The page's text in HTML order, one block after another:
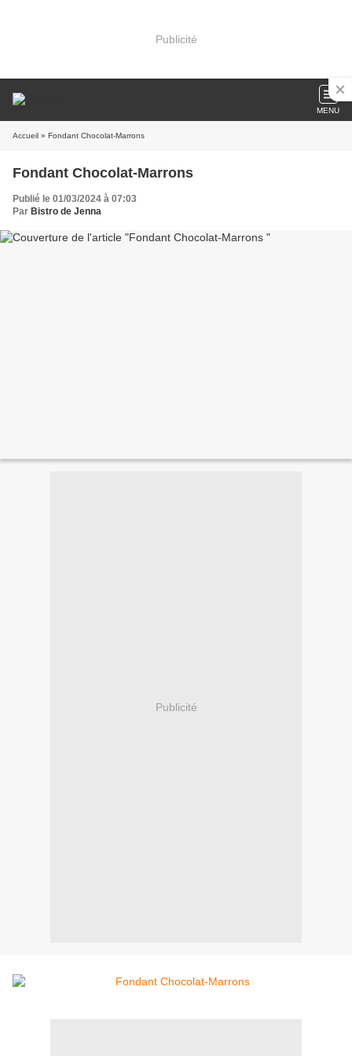
Publicité
MENU
Accueil » Fondant Chocolat-Marrons
Fondant Chocolat-Marrons
Publié le 01/03/2024 à 07:03
Par Bistro de Jenna
Publicité